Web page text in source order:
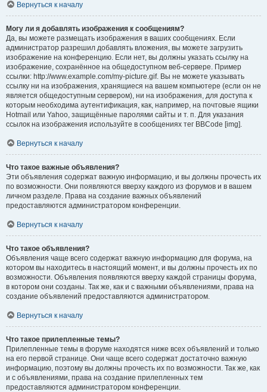
Вернуться к началу
Могу ли я добавлять изображения к сообщениям?
Да, вы можете размещать изображения в ваших сообщениях. Если
администратор разрешил добавлять вложения, вы можете загрузить
изображение на конференцию. Если нет, вы должны указать ссылку на
изображение, сохранённое на общедоступном веб-сервере. Пример
ссылки: http://www.example.com/my-picture.gif. Вы не можете указывать
ссылку ни на изображения, хранящиеся на вашем компьютере (если он не
является общедоступным сервером), ни на изображения, для доступа к
которым необходима аутентификация, как, например, на почтовые ящики
Hotmail или Yahoo, защищённые паролями сайты и т. п. Для указания
ссылок на изображения используйте в сообщениях тег BBCode [img].
Вернуться к началу
Что такое важные объявления?
Эти объявления содержат важную информацию, и вы должны прочесть их
по возможности. Они появляются вверху каждого из форумов и в вашем
личном разделе. Права на создание важных объявлений
предоставляются администратором конференции.
Вернуться к началу
Что такое объявления?
Объявления чаще всего содержат важную информацию для форума, на
котором вы находитесь в настоящий момент, и вы должны прочесть их по
возможности. Объявления появляются вверху каждой страницы форума,
в котором они созданы. Так же, как и с важными объявлениями, права на
создание объявлений предоставляются администратором.
Вернуться к началу
Что такое прилепленные темы?
Прилепленные темы в форуме находятся ниже всех объявлений и только
на его первой странице. Они чаще всего содержат достаточно важную
информацию, поэтому вы должны прочесть их по возможности. Так же, как
и с объявлениями, права на создание прилепленных тем
предоставляются администратором конференции.